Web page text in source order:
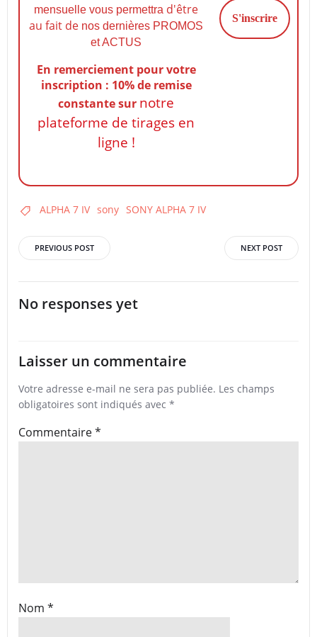
mensuelle vous permettra d'être
au fait de nos dernières PROMOS
et ACTUS
En remerciement pour votre
inscription : 10% de remise
constantesur notre
plateforme de tirages en
ligne !
ALPHA 7 IV sony SONY ALPHA 7 IV
Post
navigation
PREVIOUS POST
navigation
NEXT POST
No responses yet
Laisser un commentaire
Votre adresse e-mail ne sera pas publiée. Les champs
obligatoires sont indiqués avec *
Commentaire*
Nom *